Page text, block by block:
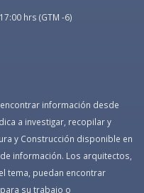
hrs (GTM -6)
información desde
a investigar, recopilar y
y Construcción disponible en
información. Los arquitectos,
tema, puedan encontrar
su trabajo o